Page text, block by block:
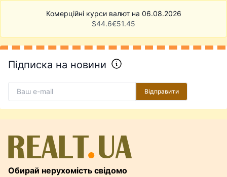
Комерційні курси валют на 06.08.2026
$44.6€51.45
Підписка на новини
Відправити
Обирай нерухомість свідомо